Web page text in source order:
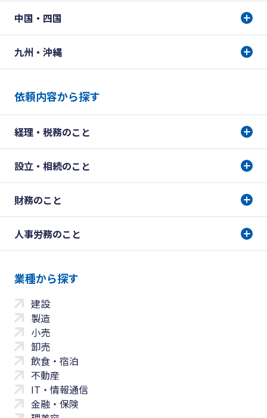
中国・四国
九州・沖縄
依頼内容から探す
経理・税務のこと
設立・相続のこと
財務のこと
人事労務のこと
業種から探す
建設
製造
小売
卸売
飲食・宿泊
不動産
IT・情報通信
金融・保険